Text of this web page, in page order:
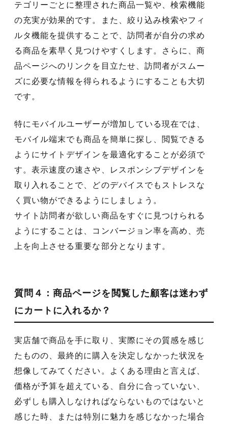
テゴリーごとに整理された商品一覧や、検索機能
の充実が効果的です。また、絞り込み検索やフィ
ルタ機能を提供することで、訪問者が自分の求め
る商品を素早く見つけやすくします。さらに、商
品ページへのリンクを目立たせ、訪問者がスムー
ズに必要な情報を得られるようにすることも大切
です。
特にモバイルユーザーが増加している現在では、
モバイル端末でも商品を簡単に探し、閲覧できる
ようにサイトデザインを最適化することが必須で
す。表示速度の速さや、レスポンシブデザインを
取り入れることで、どのデバイスでもストレスな
く買い物ができるようにしましょう。
サイト訪問者が欲しい商品をすぐに見つけられる
ようにすることは、コンバージョン率を高め、売
上を向上させる重要な部分となります。
質問４：商品ページを閲覧した顧客は迷わず
にカートに入れるか？
実店舗で商品を手に取り、実際にその質感を感じ
たものの、最終的に購入を決定しなかった状況を
想像してみてください。よくある理由と言えば、
価格が予算を超えている、自分に合っていない、
必ずしも購入しなければならないものではないと
感じた時、または特別に魅力を感じなかった場合